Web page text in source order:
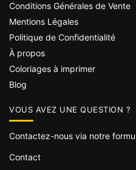
Conditions Générales de Vente
Mentions Légales
Politique de Confidentialité
À propos
Coloriages à imprimer
Blog
VOUS AVEZ UNE QUESTION ?
Contactez-nous via notre
Contact